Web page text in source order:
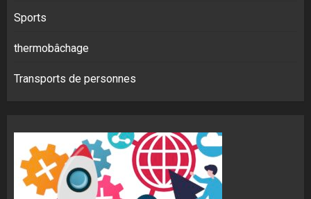
Sports
thermobâchage
Transports de personnes